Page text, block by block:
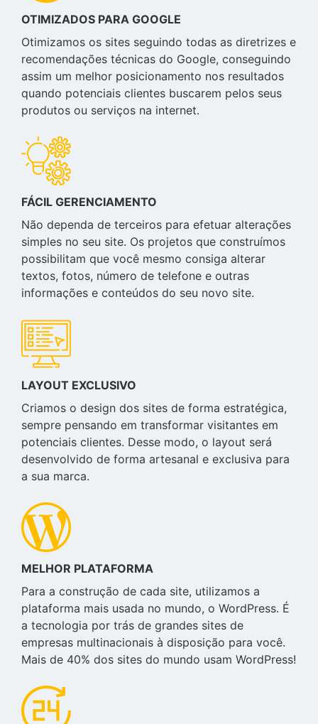
OTIMIZADOS PARA GOOGLE
Otimizamos os sites seguindo todas as diretrizes e
recomendações técnicas do Google, conseguindo
assim um melhor posicionamento nos resultados
quando potenciais clientes buscarem pelos seus
produtos ou serviços na internet.
FÁCIL GERENCIAMENTO
Não dependa de terceiros para efetuar alterações
simples no seu site. Os projetos que construímos
possibilitam que você mesmo consiga alterar
textos, fotos, número de telefone e outras
informações e conteúdos do seu novo site.
LAYOUT EXCLUSIVO
Criamos o design dos sites de forma estratégica,
sempre pensando em transformar visitantes em
potenciais clientes. Desse modo, o layout será
desenvolvido de forma artesanal e exclusiva para
a sua marca.
MELHOR PLATAFORMA
Para a construção de cada site, utilizamos a
plataforma mais usada no mundo, o WordPress. É
a tecnologia por trás de grandes sites de
empresas multinacionais à disposição para você.
Mais de 40% dos sites do mundo usam WordPress!